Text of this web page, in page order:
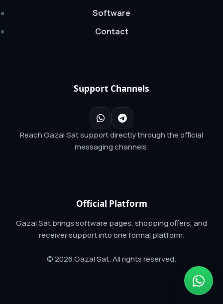
Software
Contact
Support Channels
Reach Gazal Sat support directly through the official
messaging channels.
Official Platform
Gazal Sat brings software pages, shopping offers, and
receiver support into one formal platform.
© 2026 Gazal Sat. All rights reserved.